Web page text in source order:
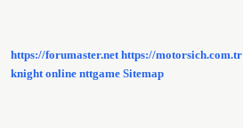
https://forumaster.net https://motorsich.com.tr
knight online nttgame Sitemap